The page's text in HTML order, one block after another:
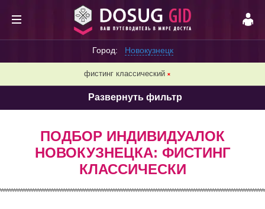
Город: Новокузнецк
фистинг классический ❌
Развернуть фильтр
ПОДБОР ИНДИВИДУАЛОК
НОВОКУЗНЕЦКА: ФИСТИНГ
КЛАССИЧЕСКИ